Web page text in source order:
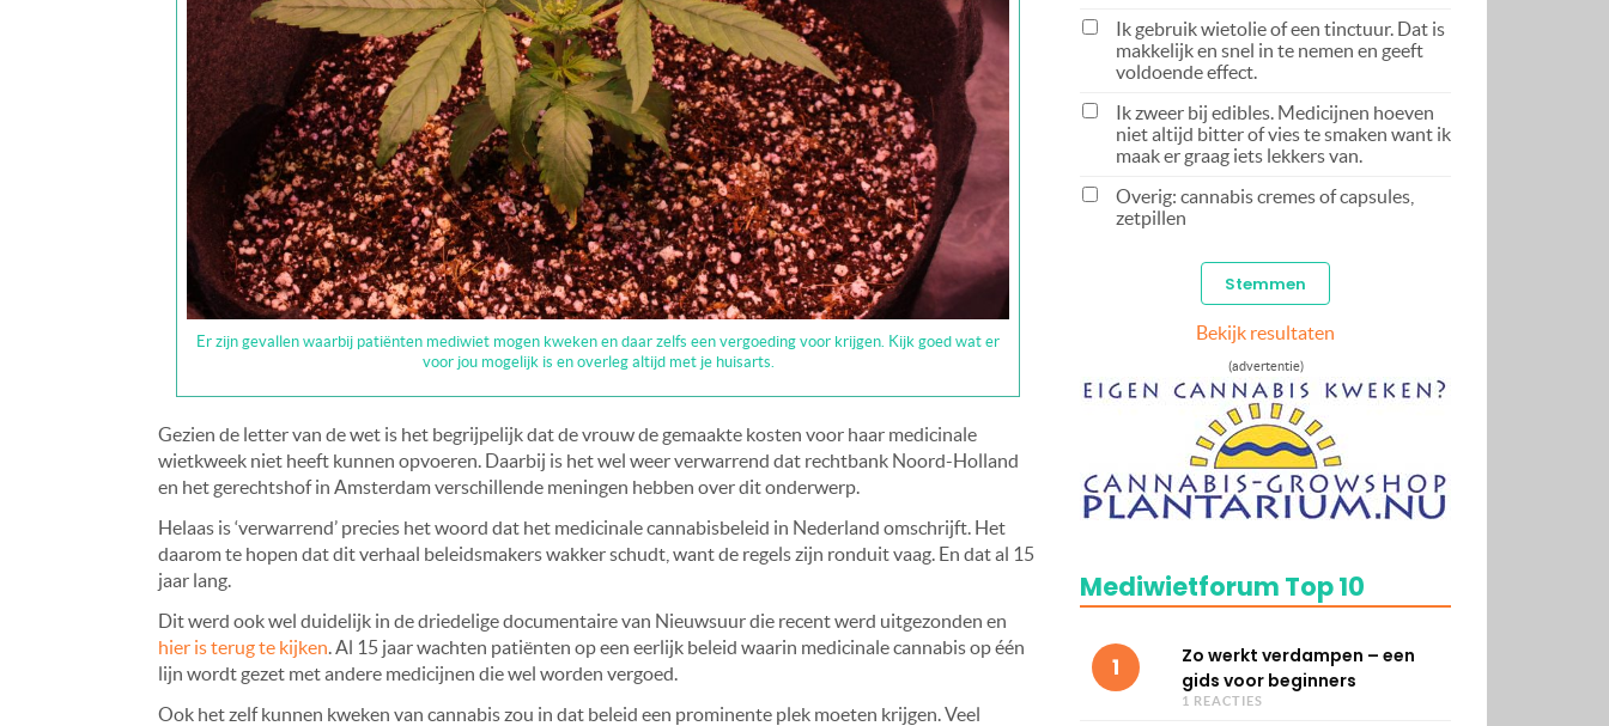
Er zijn gevallen waarbij patiënten mediwiet mogen kweken en daar zelfs een vergoeding voor krijgen. Kijk goed wat er
voor jou mogelijk is en overleg altijd met je huisarts.
Gezien de letter van de wet is het begrijpelijk dat de vrouw de gemaakte kosten voor haar medicinale
wietkweek niet heeft kunnen opvoeren. Daarbij is het wel weer verwarrend dat rechtbank Noord-Holland
en het gerechtshof in Amsterdam verschillende meningen hebben over dit onderwerp.
Helaas is ‘verwarrend’ precies het woord dat het medicinale cannabisbeleid in Nederland omschrijft. Het
daarom te hopen dat dit verhaal beleidsmakers wakker schudt, want de regels zijn ronduit vaag. En dat al 15
jaar lang.
Dit werd ook wel duidelijk in de driedelige documentaire van Nieuwsuur die recent werd uitgezonden en
hier is terug te kijken. Al 15 jaar wachten patiënten op een eerlijk beleid waarin medicinale cannabis op één
lijn wordt gezet met andere medicijnen die wel worden vergoed.
Ook het zelf kunnen kweken van cannabis zou in dat beleid een prominente plek moeten krijgen. Veel
Ik gebruik wietolie of een tinctuur. Dat is
makkelijk en snel in te nemen en geeft
voldoende effect.
Ik zweer bij edibles. Medicijnen hoeven
niet altijd bitter of vies te smaken want ik
maak er graag iets lekkers van.
Overig: cannabis cremes of capsules,
zetpillen
Bekijk resultaten
(advertentie)
Mediwietforum Top 10
1
Zo werkt verdampen – een
gids voor beginners
1 REACTIES